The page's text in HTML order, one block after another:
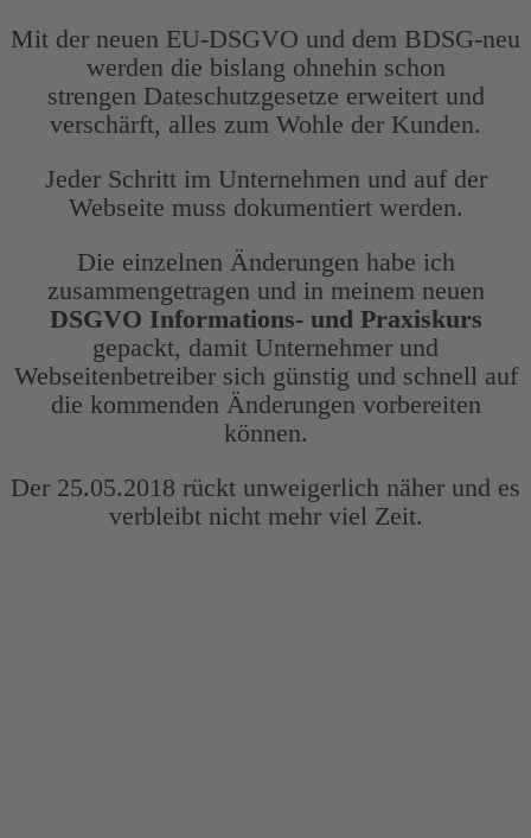
Mit der neuen EU-DSGVO und dem BDSG-neu
werden die bislang ohnehin schon
strengen Dateschutzgesetze erweitert und
verschärft, alles zum Wohle der Kunden.
Jeder Schritt im Unternehmen und auf der
Webseite muss dokumentiert werden.
Die einzelnen Änderungen habe ich
zusammengetragen und in meinem neuen
DSGVO Informations- und Praxiskurs
gepackt, damit Unternehmer und
Webseitenbetreiber sich günstig und schnell auf
die kommenden Änderungen vorbereiten
können.
Der 25.05.2018 rückt unweigerlich näher und es
verbleibt nicht mehr viel Zeit.